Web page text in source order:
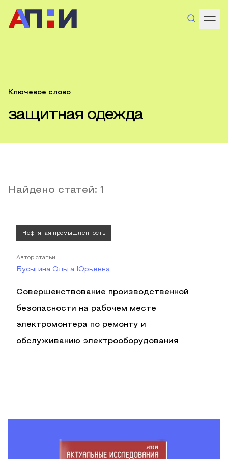
Ключевое слово
защитная одежда
Найдено статей: 1
Нефтяная промышленность
Автор статьи
Бусыгина Ольга Юрьевна
Совершенствование производственной
безопасности на рабочем месте
электромонтера по ремонту и
обслуживанию электрооборудования